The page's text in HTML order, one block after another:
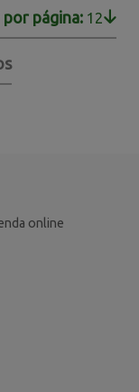
por página: 12
online